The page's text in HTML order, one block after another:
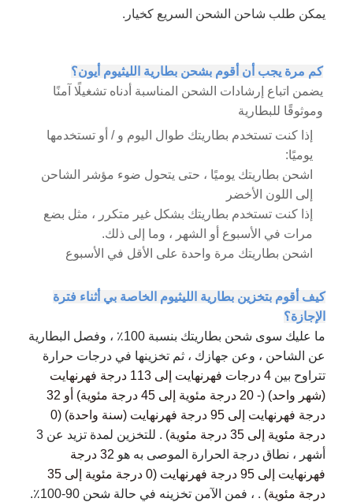
يمكن طلب شاحن الشحن السريع كخيار.
كم مرة يجب أن أقوم بشحن بطارية الليثيوم أيون؟
يضمن اتباع إرشادات الشحن المناسبة أدناه تشغيلًا آمنًا
وموثوقًا للبطارية
إذا كنت تستخدم بطاريتك طوال اليوم و / أو تستخدمها
يوميًا:
اشحن بطاريتك يوميًا ، حتى يتحول ضوء مؤشر الشاحن
إلى اللون الأخضر
إذا كنت تستخدم بطاريتك بشكل غير متكرر ، مثل بضع
مرات في الأسبوع أو الشهر ، وما إلى ذلك.
اشحن بطاريتك مرة واحدة على الأقل في الأسبوع
كيف أقوم بتخزين بطارية الليثيوم الخاصة بي أثناء فترة
الإجازة؟
ما عليك سوى شحن بطاريتك بنسبة 100٪ ، وفصل البطارية
عن الشاحن ، وعن جهازك ، ثم تخزينها في درجات حرارة
تتراوح بين
4 درجات فهرنهايت إلى 113 درجة فهرنهايت
(شهر واحد) (- 20 درجة مئوية إلى 45 درجة مئوية) أو
32
درجة فهرنهايت إلى 95 درجة فهرنهايت (سنة واحدة) (0
درجة مئوية إلى 35 درجة مئوية)
. للتخزين لمدة تزيد عن 3
أشهر ، نطاق درجة الحرارة الموصى به هو
32 درجة
فهرنهايت إلى 95 درجة فهرنهايت (0 درجة مئوية إلى 35
درجة مئوية) .
، فمن الآمن تخزينه في حالة شحن 90-100٪.